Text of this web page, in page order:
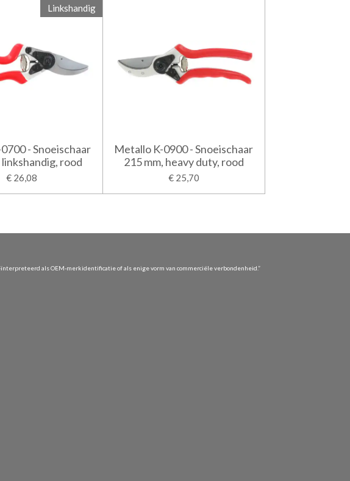
Linkshandig
- Snoeischaar
linkshandig, rood
€ 26,08
Metallo K-0900 - Snoeischaar
215 mm, heavy duty, rood
€ 25,70
als OEM-merkidentificatie of als enige vorm van commerciële verbondenheid.”